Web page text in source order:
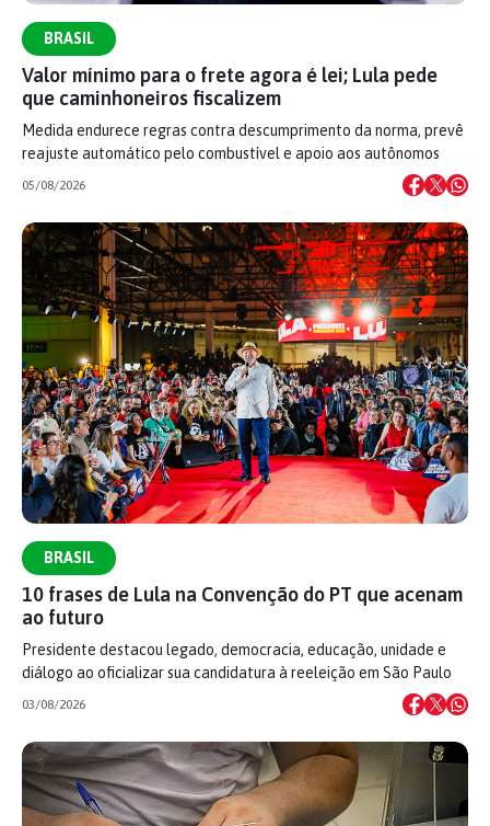
BRASIL
Valor mínimo para o frete agora é lei; Lula pede
que caminhoneiros fiscalizem
Medida endurece regras contra descumprimento da norma, prevê
reajuste automático pelo combustível e apoio aos autônomos
05/08/2026
BRASIL
10 frases de Lula na Convenção do PT que acenam
ao futuro
Presidente destacou legado, democracia, educação, unidade e
diálogo ao oficializar sua candidatura à reeleição em São Paulo
03/08/2026